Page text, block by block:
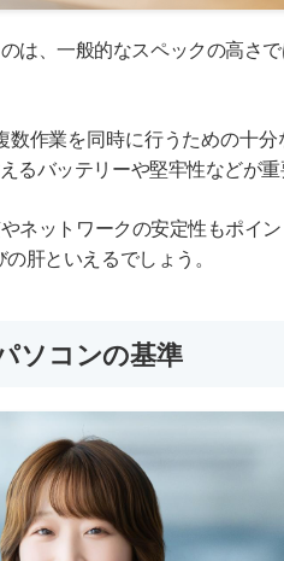
は、一般的なスペックの高さ
作業を同時に行うための十
バッテリーや堅牢性などが重
ネットワークの安定性もポイ
肝といえるでしょう。
ソコンの基準